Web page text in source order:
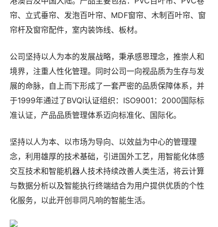
帘、立式垂帘、发泡百叶帘、MDF窗帘、木制百叶帘、窗
帘杆及窗帘配件，室内装饰线、板材。
公司坚持以人为本的发展战略，秉承感恩理念，推崇人和
境界，注重人性化管理。同时公司一向视品质为生存与发
展的命脉，自上而下形成了一套严密的品质保障体系，并
于1999年通过了BVQI认证组织：ISO9001：2000国际标
准认证，产品品质管理体系迈向标准化、国际化。
坚持以人为本、以市场为导向、以效益为中心的管理理
念，利用雄厚的技术基础，引进国外工艺，用智能化体感
交互技术和智能机器人技术持续改善人类生活，将云计算
与数据分析以及智能执行终端结合为用户提供优质的个性
化服务，以此开创非同凡响的智能生活。